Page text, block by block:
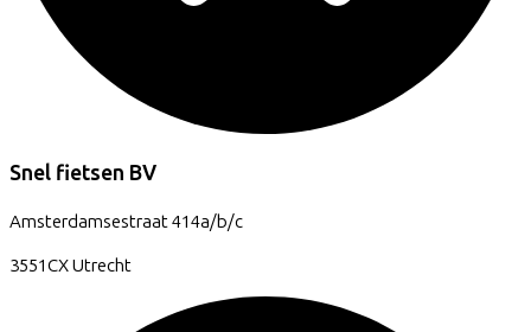
Snel fietsen BV
Amsterdamsestraat414a/b/c
3551CXUtrecht